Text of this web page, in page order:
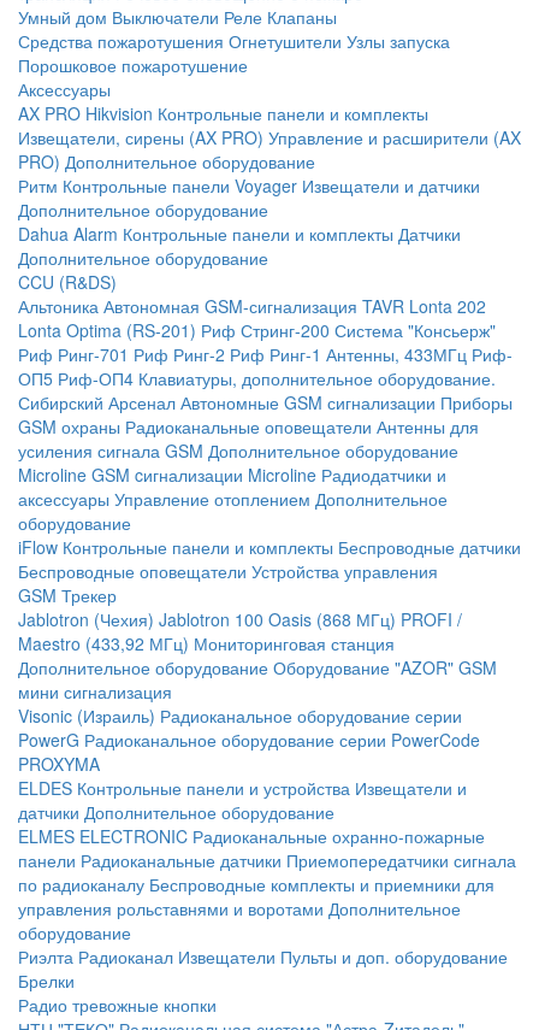
Умный дом Выключатели Реле Клапаны
Средства пожаротушения Огнетушители Узлы запуска
Порошковое пожаротушение
Аксессуары
AX PRO Hikvision Контрольные панели и комплекты
Извещатели, сирены (AX PRO) Управление и расширители (AX
PRO) Дополнительное оборудование
Ритм Контрольные панели Voyager Извещатели и датчики
Дополнительное оборудование
Dahua Alarm Контрольные панели и комплекты Датчики
Дополнительное оборудование
CCU (R&DS)
Альтоника Автономная GSM-сигнализация TAVR Lonta 202
Lonta Optima (RS-201) Риф Стринг-200 Система "Консьерж"
Риф Ринг-701 Риф Ринг-2 Риф Ринг-1 Антенны, 433МГц Риф-
ОП5 Риф-ОП4 Клавиатуры, дополнительное оборудование.
Сибирский Арсенал Автономные GSM сигнализации Приборы
GSM охраны Радиоканальные оповещатели Антенны для
усиления сигнала GSM Дополнительное оборудование
Microline GSM cигнализации Microline Радиодатчики и
аксессуары Управление отоплением Дополнительное
оборудование
iFlow Контрольные панели и комплекты Беспроводные датчики
Беспроводные оповещатели Устройства управления
GSM Трекер
Jablotron (Чехия) Jablotron 100 Oasis (868 МГц) PROFI /
Maestro (433,92 МГц) Мониторинговая станция
Дополнительное оборудование Оборудование "AZOR" GSM
мини сигнализация
Visonic (Израиль) Радиоканальное оборудование серии
PowerG Радиоканальное оборудование серии PowerCode
PROXYMA
ELDES Контрольные панели и устройства Извещатели и
датчики Дополнительное оборудование
ELMES ELECTRONIC Радиоканальные охранно-пожарные
панели Радиоканальные датчики Приемопередатчики сигнала
по радиоканалу Беспроводные комплекты и приемники для
управления рольставнями и воротами Дополнительное
оборудование
Риэлта Радиоканал Извещатели Пульты и доп. оборудование
Брелки
Радио тревожные кнопки